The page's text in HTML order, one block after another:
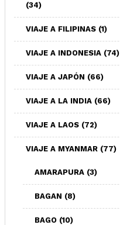
(34)
VIAJE A FILIPINAS (1)
VIAJE A INDONESIA (74)
VIAJE A JAPÓN (66)
VIAJE A LA INDIA (66)
VIAJE A LAOS (72)
VIAJE A MYANMAR (77)
AMARAPURA (3)
BAGAN (8)
BAGO (10)